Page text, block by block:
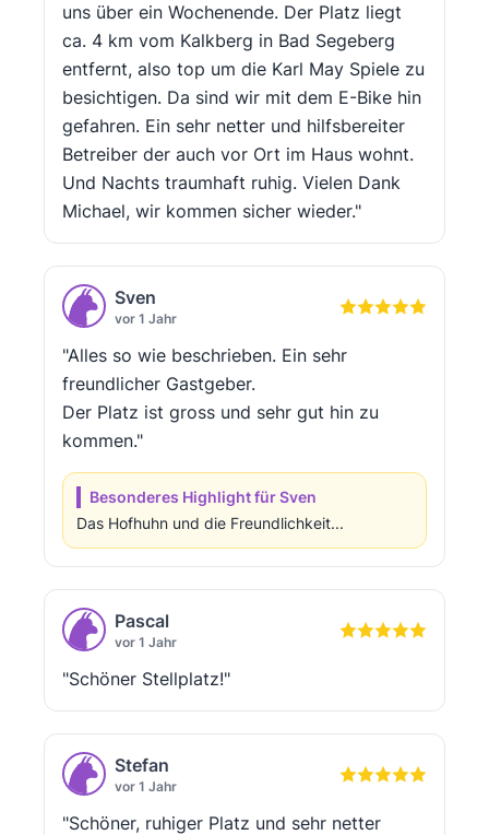
uns über ein Wochenende. Der Platz liegt
ca. 4 km vom Kalkberg in Bad Segeberg
entfernt, also top um die Karl May Spiele zu
besichtigen. Da sind wir mit dem E-Bike hin
gefahren. Ein sehr netter und hilfsbereiter
Betreiber der auch vor Ort im Haus wohnt.
Und Nachts traumhaft ruhig. Vielen Dank
Michael, wir kommen sicher wieder."
Sven
vor 1 Jahr
"Alles so wie beschrieben. Ein sehr
freundlicher Gastgeber.
Der Platz ist gross und sehr gut hin zu
kommen."
Besonderes Highlight für Sven
Das Hofhuhn und die Freundlichkeit...
Pascal
vor 1 Jahr
"Schöner Stellplatz!"
Stefan
vor 1 Jahr
"Schöner, ruhiger Platz und sehr netter